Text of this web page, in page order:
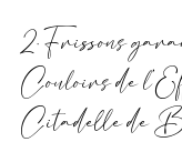
2. Frissons
Couloirs de
Citadelle de